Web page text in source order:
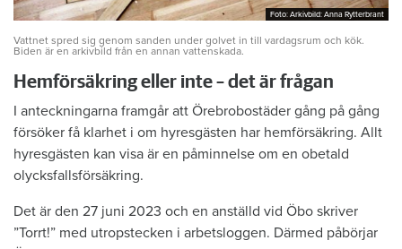
Foto: Arkivbild: Anna Rytterbrant
Foto: Arkivbild: Anna Rytterbrant
Vattnet spred sig genom sanden under golvet in till vardagsrum och kök.
Biden är en arkivbild från en annan vattenskada.
Hemförsäkring eller inte – det är frågan
I anteckningarna framgår att Örebrobostäder gång på gång
försöker få klarhet i om hyresgästen har hemförsäkring. Allt
hyresgästen kan visa är en påminnelse om en obetald
olycksfallsförsäkring.
Det är den 27 juni 2023 och en anställd vid Öbo skriver
”Torrt!” med utropstecken i arbetsloggen. Därmed påbörjar